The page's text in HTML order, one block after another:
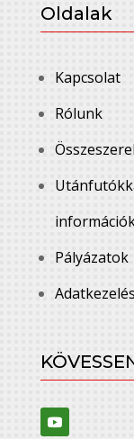
Oldalak
Kapcsolat
Rólunk
Pályázatok